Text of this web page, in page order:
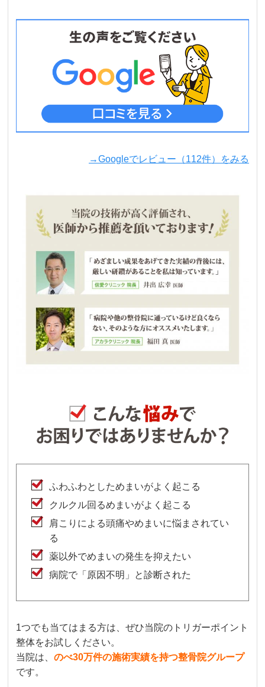
→Googleでレビュー（112件）をみる
ふわふわとしためまいがよく起こる
クルクル回るめまいがよく起こる
肩こりによる頭痛やめまいに悩まされてい
る
薬以外でめまいの発生を抑えたい
病院で「原因不明」と診断された
1つでも当てはまる方は、ぜひ当院のトリガーポイント
整体をお試しください。
当院は、のべ30万件の施術実績を持つ整骨院グループ
です。